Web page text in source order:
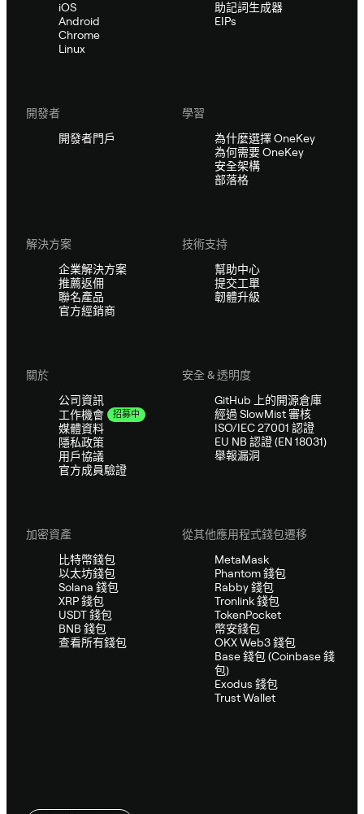
iOS
Android
Chrome
Linux
助記詞生成器
EIPs
開發者
開發者門戶
學習
為什麼選擇 OneKey
為何需要 OneKey
安全架構
部落格
解決方案
企業解決方案
推薦返佣
聯名產品
官方經銷商
技術支持
幫助中心
提交工單
韌體升級
關於
公司資訊
工作機會
招募中
媒體資料
隱私政策
用戶協議
官方成員驗證
安全 & 透明度
GitHub 上的開源倉庫
經過 SlowMist 審核
ISO/IEC 27001 認證
EU NB 認證 (EN 18031)
舉報漏洞
加密資產
比特幣錢包
以太坊錢包
Solana 錢包
XRP 錢包
USDT 錢包
BNB 錢包
查看所有錢包
從其他應用程式錢包遷移
MetaMask
Phantom 錢包
Rabby 錢包
Tronlink 錢包
TokenPocket
幣安錢包
OKX Web3 錢包
Base 錢包 (Coinbase 錢
包)
Exodus 錢包
Trust Wallet